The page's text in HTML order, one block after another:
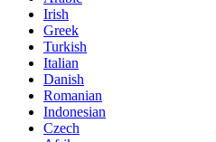
Irish
Greek
Turkish
Italian
Danish
Romanian
Indonesian
Czech